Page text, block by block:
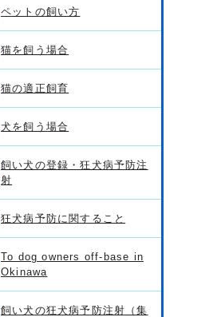
ペットの飼い方
猫を飼う場合
猫の適正飼育
犬を飼う場合
飼い犬の登録・狂犬病予防注
射
狂犬病予防に関すること
To dog owners off-base in
Okinawa
飼い犬の狂犬病予防注射（集